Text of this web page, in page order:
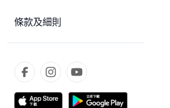
條款及細則